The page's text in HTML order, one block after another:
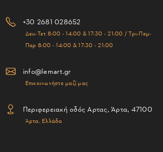
+30 2681 028652
Δευ-Τετ 8:00 - 14:00 & 17:30 - 21:00 / Τρι-Πεμ-
Παρ 8:00 - 14:00 & 17:30 - 21:00
info@lemart.gr
Επικοινωνήστε μαζί μας
Περιφερειακή οδός Αρτας, Άρτα, 47100
Άρτα, Ελλάδα